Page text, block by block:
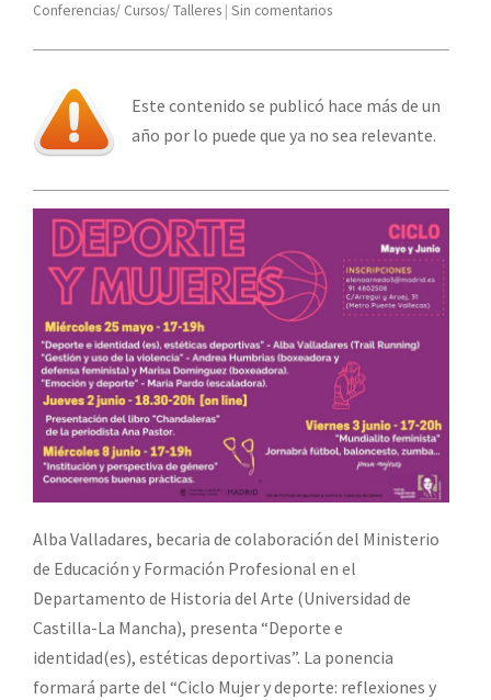
Conferencias/ Cursos/ Talleres |Sin comentarios
Este contenido se publicó hace más de un
año por lo puede que ya no sea relevante.
Alba Valladares, becaria de colaboración del Ministerio
de Educación y Formación Profesional en el
Departamento de Historia del Arte (Universidad de
Castilla-La Mancha), presenta “Deporte e
identidad(es), estéticas deportivas”. La ponencia
formará parte del “Ciclo Mujer y deporte: reflexiones y